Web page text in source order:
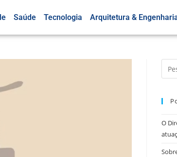
Saúde Tecnologia Arquitetura &
O